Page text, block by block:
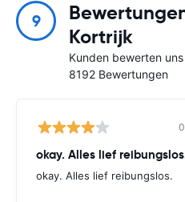
9
Kortrijk
Kunden bewerten
8192 Bewertungen
okay. Alles lief
okay. Alles lief reibungslos.